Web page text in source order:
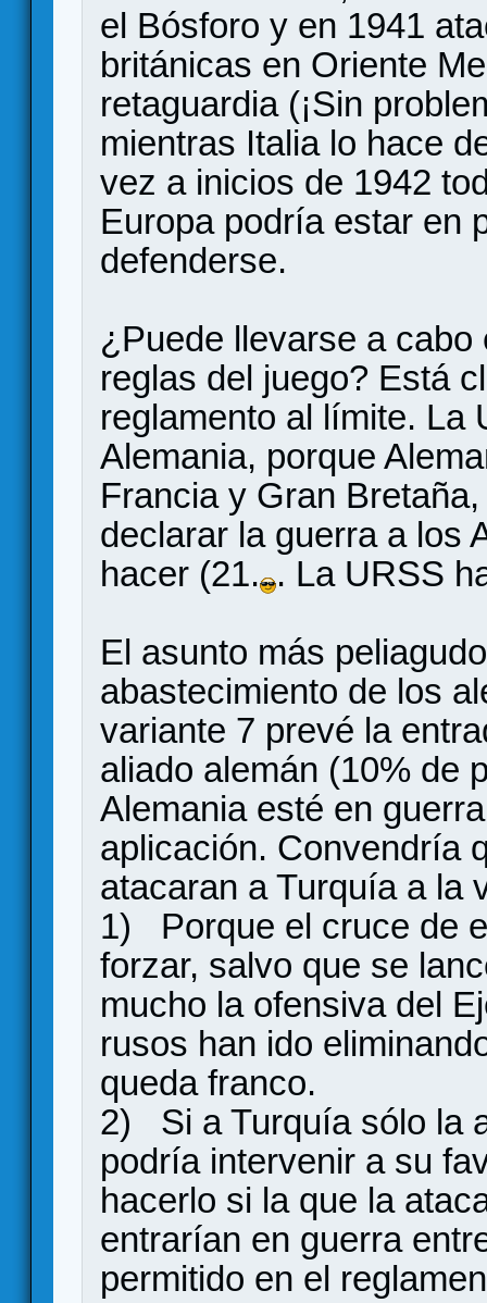
el Bósforo y en 1941
británicas en Oriente
retaguardia (¡Sin
mientras Italia lo hace
vez a inicios de 1942
Europa podría estar en
defenderse.
¿Puede llevarse a
reglas del juego? Está
reglamento al límite. La
Alemania, porque
Francia y Gran
declarar la guerra a los
hacer (21. . La URSS
El asunto más
abastecimiento de los
variante 7 prevé la
aliado alemán (10% de
Alemania esté en
aplicación. Convendría
atacaran a Turquía a la
1) Porque el cruce de
forzar, salvo que se
mucho la ofensiva del
rusos han ido
queda franco.
2) Si a Turquía sólo la
podría intervenir a su
hacerlo si la que la
entrarían en guerra
permitido en el